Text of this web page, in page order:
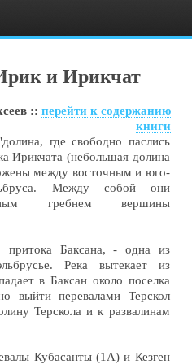
и Ирикчат
:: перейти к содержанию
книги
где свободно паслись
Ирикчата (небольшая долина
между восточным и юго-
Между собой они
гребнем вершины
притока Баксана, - одна из
Река вытекает из
в Баксан около поселка
выйти перевалами Терскол
Терскола и к развалинам
Кубасанты (1А) и Кезген